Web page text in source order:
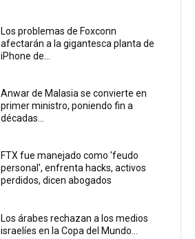
Los problemas de Foxconn
afectarán a la gigantesca planta de
iPhone de...
Anwar de Malasia se convierte en
primer ministro, poniendo fin a
décadas...
FTX fue manejado como 'feudo
personal', enfrenta hacks, activos
perdidos, dicen abogados
Los árabes rechazan a los medios
israelíes en la Copa del Mundo...